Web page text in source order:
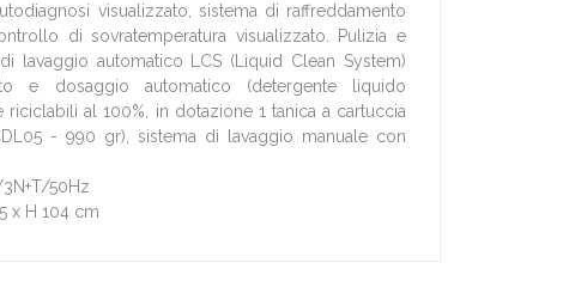
visualizzato, sistema di raffreddamento
di sovratemperatura visualizzato. Pulizia e
lavaggio automatico LCS (Liquid Clean System)
e dosaggio automatico (detergente liquido
riciclabili al 100%, in dotazione 1 tanica a cartuccia
- 990 gr), sistema di lavaggio manuale con
50Hz
x H 104 cm